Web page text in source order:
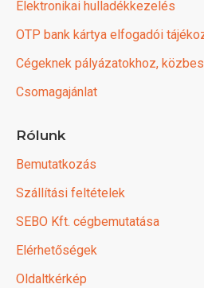
Elektronikai hulladékkezelés
OTP bank kártya elfogadói
Cégeknek pályázatokhoz,
Csomagajánlat
Rólunk
Bemutatkozás
Szállítási feltételek
SEBO Kft. cégbemutatása
Elérhetőségek
Oldaltkérkép